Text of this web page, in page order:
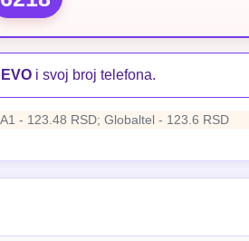
i svoj broj telefona.
- 123.48 RSD; Globaltel - 123.6 RSD